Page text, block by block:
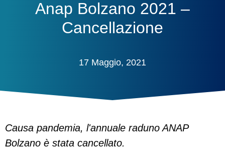
Anap Bolzano 2021 –
Cancellazione
17 Maggio, 2021
Causa pandemia, l'annuale raduno ANAP
Bolzano è stata cancellato.